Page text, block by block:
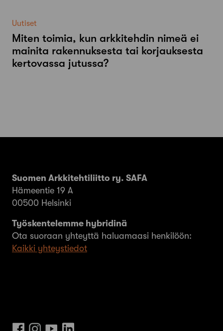
Uutiset
Miten toimia, kun arkkitehdin nimeä ei
mainita rakennuksesta tai korjauksesta
kertovassa jutussa?
Suomen Arkkitehtiliitto ry. SAFA
Hämeentie 19 A
00500 Helsinki
Työskentelemme hybridinä
Ota suoraan yhteyttä haluamaasi henkilöön:
Kaikki yhteystiedot